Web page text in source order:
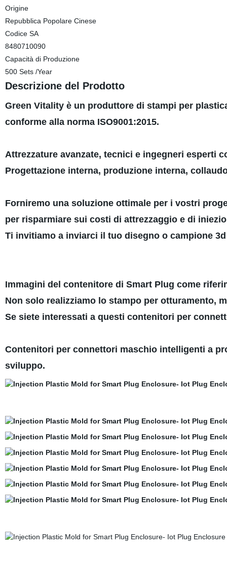
Origine
Repubblica Popolare Cinese
Codice SA
8480710090
Capacità di Produzione
500 Sets /Year
Descrizione del Prodotto
Green Vitality è un produttore di stampi per
conforme alla norma ISO9001:2015.
Attrezzature avanzate, tecnici e ingegneri esperti
Progettazione interna, produzione interna,
Forniremo una soluzione ottimale per i vostri
per risparmiare sui costi di attrezzaggio e di
Ti invitiamo a inviarci il tuo disegno o campione
Immagini del contenitore di Smart Plug come
Non solo realizziamo lo stampo per otturamento,
Se siete interessati a questi contenitori per
Contenitori per connettori maschio intelligenti a
sviluppo.